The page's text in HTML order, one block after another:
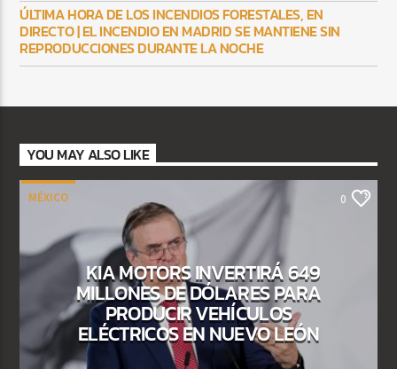
ÚLTIMA HORA DE LOS INCENDIOS FORESTALES, EN
DIRECTO | EL INCENDIO EN MADRID SE MANTIENE SIN
REPRODUCCIONES DURANTE LA NOCHE
YOU MAY ALSO LIKE
MÉXICO 0
KIA MOTORS INVERTIRÁ 649
MILLONES DE DÓLARES PARA
PRODUCIR VEHÍCULOS
ELÉCTRICOS EN NUEVO LEÓN